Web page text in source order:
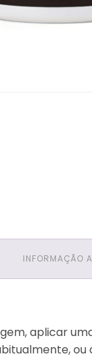
INFORMAÇÃO
aplicar
ou